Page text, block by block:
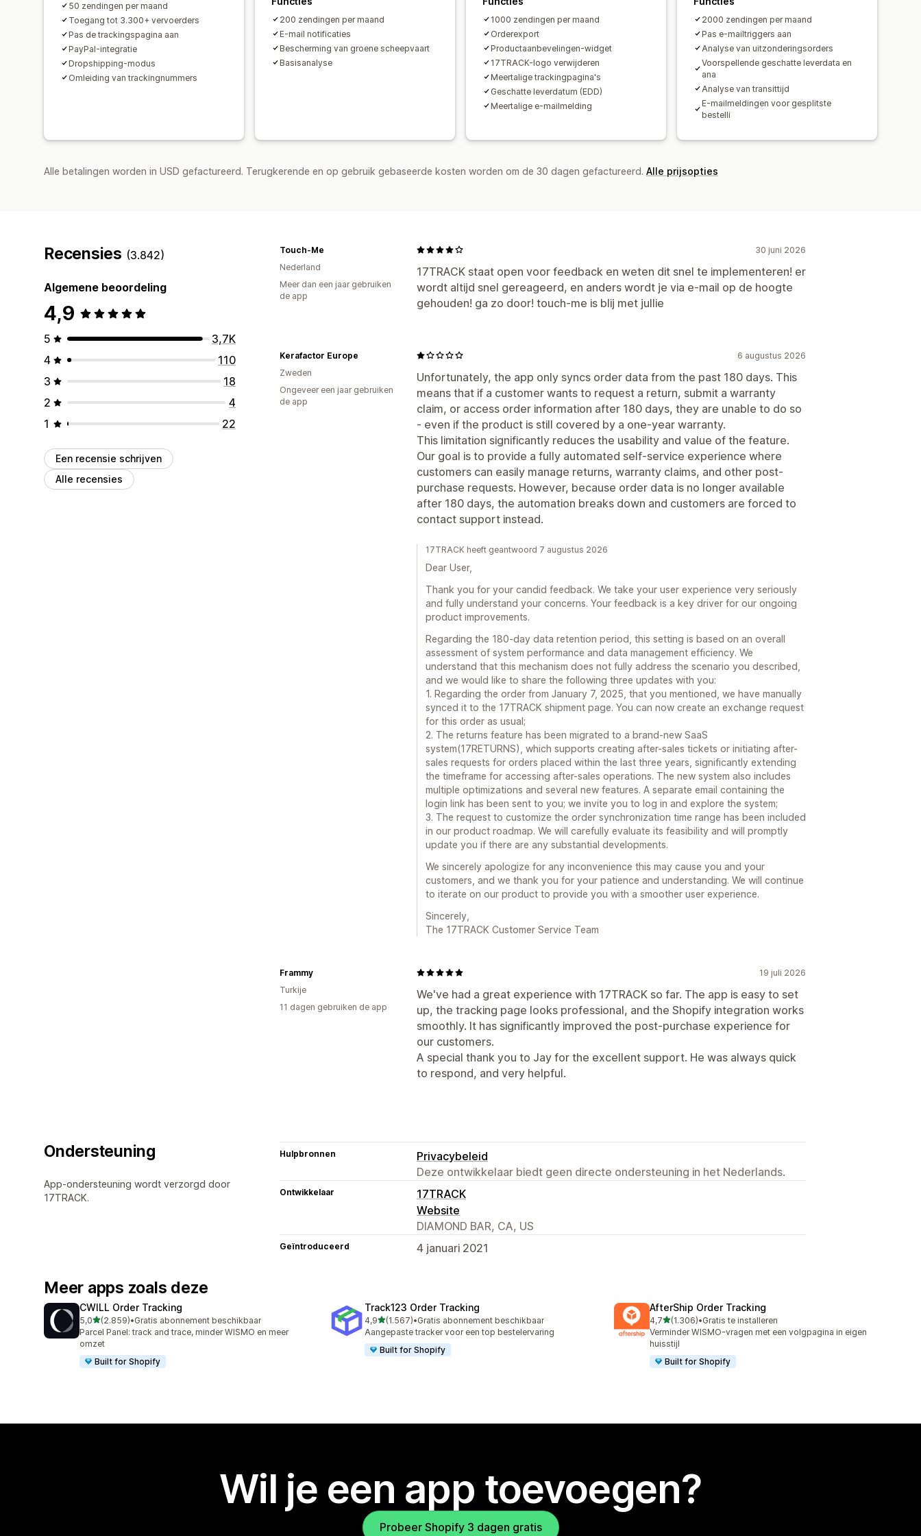
50 zendingen per maand
Toegang tot 3.300+ vervoerders
Pas de trackingspagina aan
PayPal-integratie
Dropshipping-modus
Omleiding van trackingnummers
200 zendingen per maand
E-mail notificaties
Bescherming van groene scheepvaart
Basisanalyse
1000 zendingen per maand
Orderexport
Productaanbevelingen-widget
17TRACK-logo verwijderen
Meertalige trackingpagina's
Geschatte leverdatum (EDD)
Meertalige e-mailmelding
2000 zendingen per maand
Pas e-mailtriggers aan
Analyse van uitzonderingsorders
Voorspellende geschatte leverdata en
ana
Analyse van transittijd
E-mailmeldingen voor gesplitste
bestelli
Alle betalingen worden in USD gefactureerd. Terugkerende en op gebruik gebaseerde kosten worden om de 30 dagen gefactureerd. Alle prijsopties
Recensies (3.842)
Algemene beoordeling
4,9
5
3,7K
4
110
3
18
2
4
1
22
Een recensie schrijven
Alle recensies
30 juni 2026
17TRACK staat open voor feedback en weten dit snel te implementeren! er
wordt altijd snel gereageerd, en anders wordt je via e-mail op de hoogte
gehouden! ga zo door! touch-me is blij met jullie
Touch-Me
Nederland
Meer dan een jaar gebruiken
de app
6 augustus 2026
Unfortunately, the app only syncs order data from the past 180 days. This
means that if a customer wants to request a return, submit a warranty
claim, or access order information after 180 days, they are unable to do so
- even if the product is still covered by a one-year warranty.
This limitation significantly reduces the usability and value of the feature.
Our goal is to provide a fully automated self-service experience where
customers can easily manage returns, warranty claims, and other post-
purchase requests. However, because order data is no longer available
after 180 days, the automation breaks down and customers are forced to
contact support instead.
Kerafactor Europe
Zweden
Ongeveer een jaar gebruiken
de app
17TRACK heeft geantwoord 7 augustus 2026
Dear User,
Thank you for your candid feedback. We take your user experience very seriously
and fully understand your concerns. Your feedback is a key driver for our ongoing
product improvements.
Regarding the 180-day data retention period, this setting is based on an overall
assessment of system performance and data management efficiency. We
understand that this mechanism does not fully address the scenario you described,
and we would like to share the following three updates with you:
1. Regarding the order from January 7, 2025, that you mentioned, we have manually
synced it to the 17TRACK shipment page. You can now create an exchange request
for this order as usual;
2. The returns feature has been migrated to a brand-new SaaS
system(17RETURNS), which supports creating after-sales tickets or initiating after-
sales requests for orders placed within the last three years, significantly extending
the timeframe for accessing after-sales operations. The new system also includes
multiple optimizations and several new features. A separate email containing the
login link has been sent to you; we invite you to log in and explore the system;
3. The request to customize the order synchronization time range has been included
in our product roadmap. We will carefully evaluate its feasibility and will promptly
update you if there are any substantial developments.
We sincerely apologize for any inconvenience this may cause you and your
customers, and we thank you for your patience and understanding. We will continue
to iterate on our product to provide you with a smoother user experience.
Sincerely,
The 17TRACK Customer Service Team
19 juli 2026
We've had a great experience with 17TRACK so far. The app is easy to set
up, the tracking page looks professional, and the Shopify integration works
smoothly. It has significantly improved the post-purchase experience for
our customers.
A special thank you to Jay for the excellent support. He was always quick
to respond, and very helpful.
Frammy
Turkije
11 dagen gebruiken de app
Ondersteuning
App-ondersteuning wordt verzorgd door
17TRACK.
Hulpbronnen
Privacybeleid
Deze ontwikkelaar biedt geen directe ondersteuning in het Nederlands.
Ontwikkelaar
17TRACK
Website
DIAMOND BAR, CA, US
Geïntroduceerd 4 januari 2021
Meer apps zoals deze
CWILL Order Tracking
5,0van 5 sterren
(2.859)
2859 recensies in totaal
•Gratis abonnement beschikbaar
Parcel Panel: track and trace, minder WISMO en meer
omzet
Built for Shopify
Track123 Order Tracking
4,9van 5 sterren
(1.567)
1567 recensies in totaal
•Gratis abonnement beschikbaar
Aangepaste tracker voor een top bestelervaring
Built for Shopify
AfterShip Order Tracking
4,7van 5 sterren
(1.306)
1306 recensies in totaal
•Gratis te installeren
Verminder WISMO-vragen met een volgpagina in eigen
huisstijl
Built for Shopify
Wil je een app toevoegen?
Probeer Shopify 3 dagen gratis